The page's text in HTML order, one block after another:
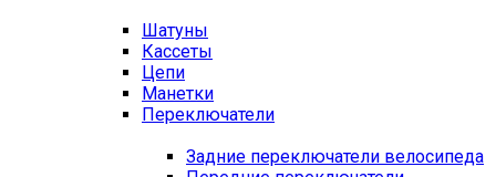
Шатуны
Кассеты
Цепи
Манетки
Переключатели
Задние переключатели велосипеда